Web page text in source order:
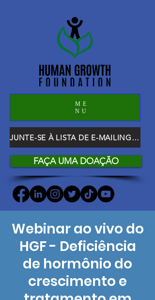
ME
NU
JUNTE-SE À LISTA DE E-MAILING DO HGF
FAÇA UMA DOAÇÃO
Webinar ao vivo do
HGF - Deficiência
de hormônio do
crescimento e